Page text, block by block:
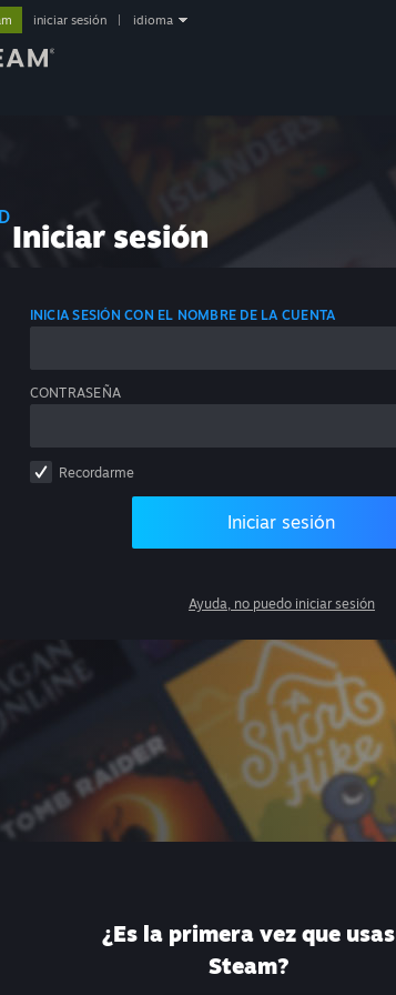
iniciar sesión idioma
Iniciar sesión
INICIA SESIÓN CON EL NOMBRE DE LA CUENTA
CONTRASEÑA
Recordarme
Iniciar sesión
Ayuda, no puedo iniciar sesión
¿Es la primera vez que usas
Steam?